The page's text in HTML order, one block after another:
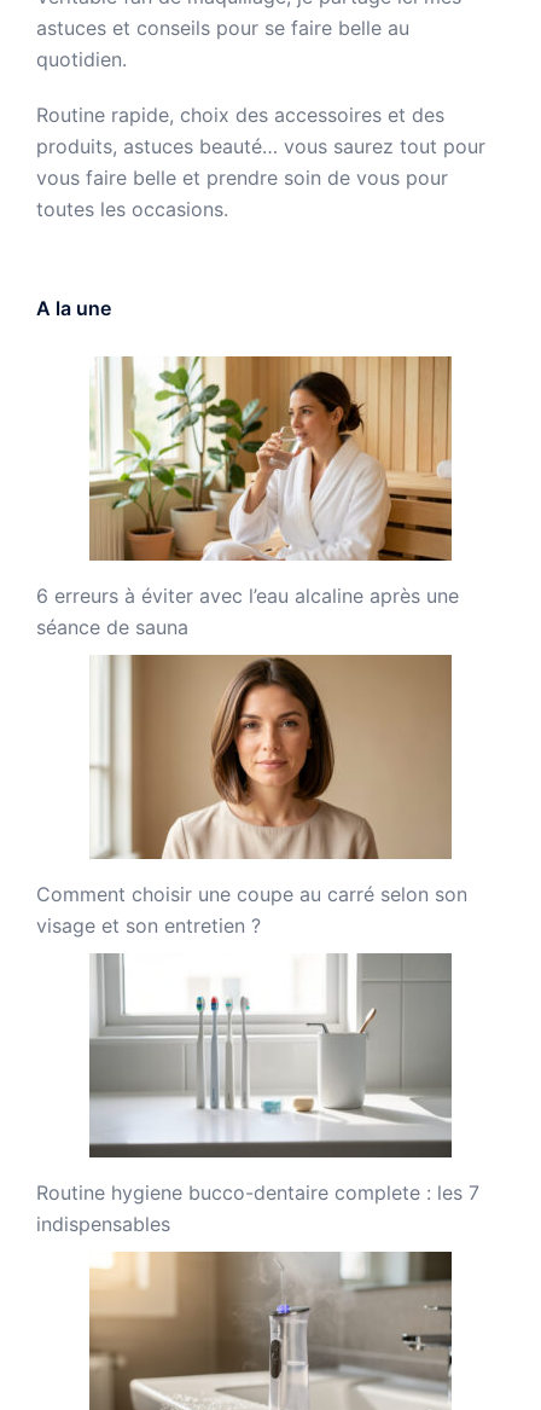
astuces et conseils pour se faire belle au
quotidien.
Routine rapide, choix des accessoires et des
produits, astuces beauté… vous saurez tout pour
vous faire belle et prendre soin de vous pour
toutes les occasions.
A la une
6 erreurs à éviter avec l’eau alcaline après une
séance de sauna
Comment choisir une coupe au carré selon son
visage et son entretien ?
Routine hygiene bucco-dentaire complete : les 7
indispensables